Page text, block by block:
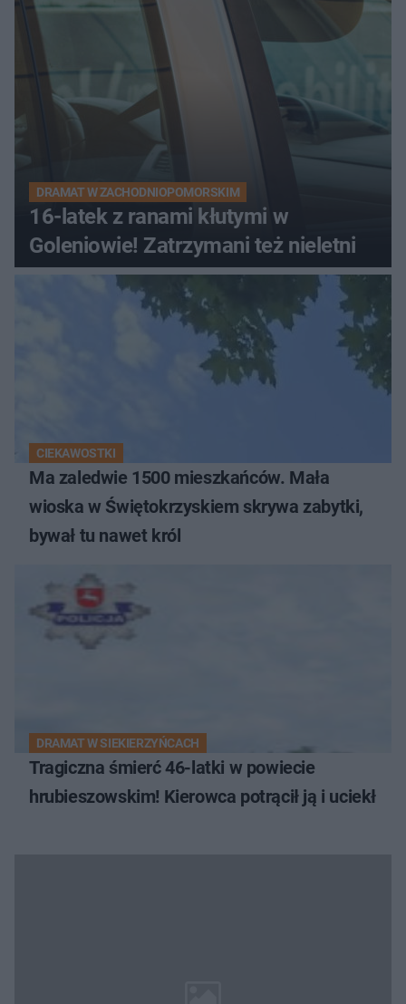
DRAMAT W ZACHODNIOPOMORSKIM
16-latek z ranami kłutymi w
Goleniowie! Zatrzymani też nieletni
CIEKAWOSTKI
Ma zaledwie 1500 mieszkańców. Mała
wioska w Świętokrzyskiem skrywa zabytki,
bywał tu nawet król
DRAMAT W SIEKIERZYŃCACH
Tragiczna śmierć 46-latki w powiecie
hrubieszowskim! Kierowca potrącił ją i uciekł